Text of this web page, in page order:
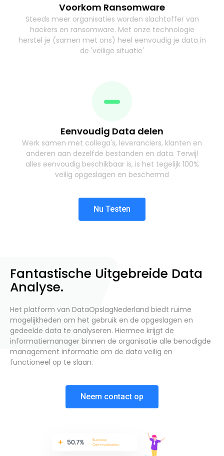
Voorkom Ransomware
Steeds meer organisaties worden slachtoffer van
hackers en ransomware. Met onze technologie
herstel je (samen met ons) heel eenvoudig je data in
de 'veilige situatie'
Eenvoudig Data delen
Werk samen met collega's, leveranciers, klanten en
anderen aan dezelfde bestanden en data. Terwijl
alles eenvoudig beschikbaar is, is het tegelijk 100%
veilig opgeslagen en beschermd
Nu Testen
Fantastische Uitgebreide Data
Analyse.
Het platform van DataOpslagNederland biedt ruime
mogelijkheden om het gebruik en de opgeslagen en
gedeelde data te analyseren. Hiermee krijgt de
informatiemanager binnen de organisatie alle benodigde
management informatie om de data veilig en
functioneel op te slaan.
Neem contact op